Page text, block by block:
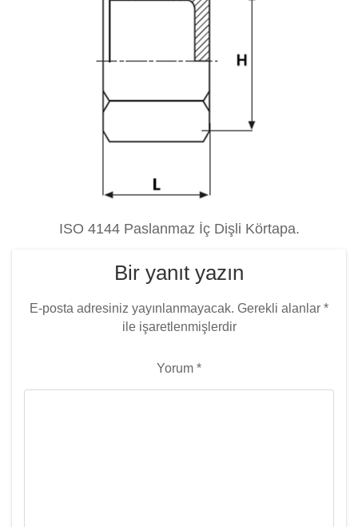
ISO 4144 Paslanmaz İç Dişli Körtapa.
Bir yanıt yazın
E-posta adresiniz yayınlanmayacak. Gerekli alanlar *
ile işaretlenmişlerdir
Yorum *